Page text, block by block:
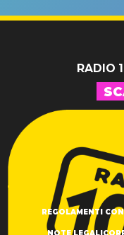
RADIO
REGOLAMENTI